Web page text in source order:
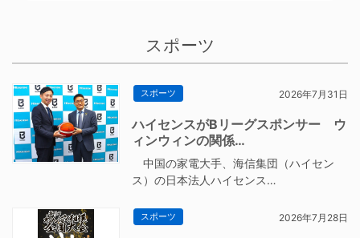
スポーツ
スポーツ 2026年7月31日
ハイセンスがBリーグスポンサー ウ
ィンウィンの関係…
中国の家電大手、海信集団（ハイセン
ス）の日本法人ハイセンス…
スポーツ 2026年7月28日